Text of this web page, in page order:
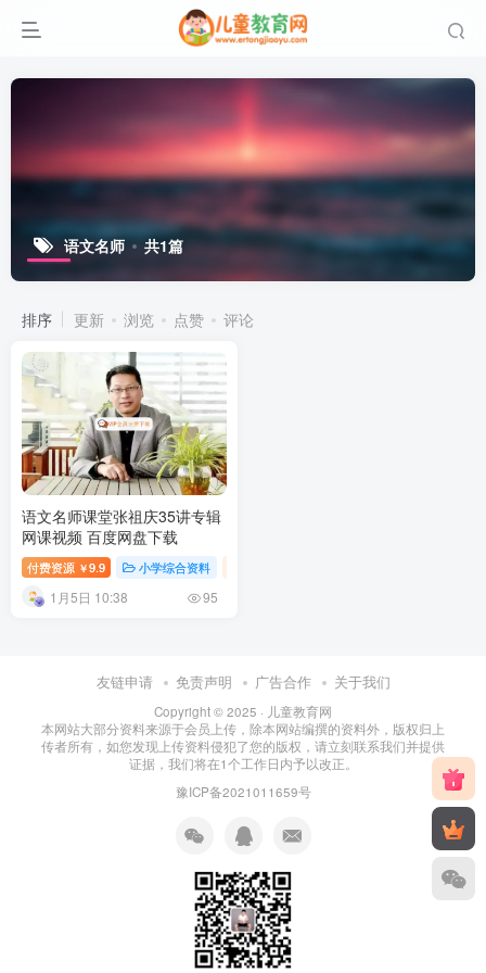
语文名师 共1篇
排序 更新 浏览 点赞 评论
语文名师课堂张祖庆35讲专辑
网课视频 百度网盘下载
付费资源 ￥9.9 小学综合资料
1月5日 10:38 95
友链申请 免责声明 广告合作 关于我们
Copyright © 2025 · 儿童教育网
本网站大部分资料来源于会员上传，除本网站编撰的资料外，版权归上
传者所有，如您发现上传资料侵犯了您的版权，请立刻联系我们并提供
证据，我们将在1个工作日内予以改正。
豫ICP备2021011659号